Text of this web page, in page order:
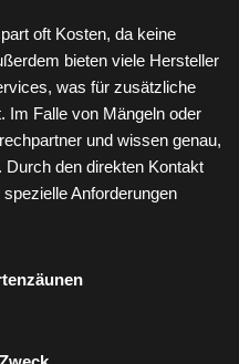
oft Kosten, da keine
bieten viele Hersteller
was für zusätzliche
Im Falle von Mängeln oder
und wissen genau,
den direkten Kontakt
Anforderungen